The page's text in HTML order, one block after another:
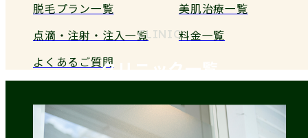
脱毛プラン一覧
美肌治療一覧
点滴・注射・注入一覧
料金一覧
よくあるご質問
CLINIC
クリニック一覧